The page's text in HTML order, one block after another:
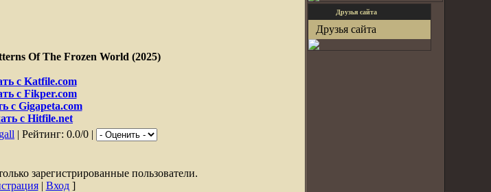
Of The Frozen World (2025)
с Katfile.com
с Fikper.com
с Gigapeta.com
с Hitfile.net
| Рейтинг: 0.0/0 |
зарегистрированные пользователи.
| Вход]
Друзья сайта
Друзья сайта